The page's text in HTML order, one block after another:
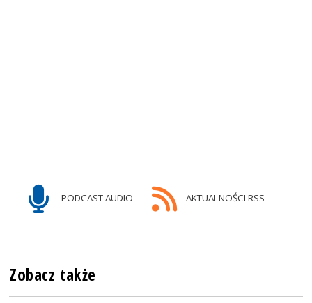
PODCAST AUDIO AKTUALNOŚCI RSS
Zobacz także